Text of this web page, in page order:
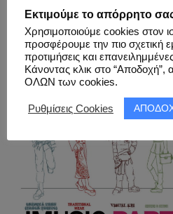
19.06.2007 –
Εκτιμούμε το απόρρητο
Χρησιμοποιούμε cookies στον
προσφέρουμε την πιο σχετική
προτιμήσεις και
Κάνοντας κλικ στο “Αποδοχή”,
ΟΛΩΝ των cookies.
Ρυθμίσεις Cookies